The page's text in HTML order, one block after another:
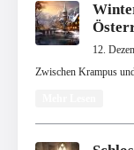
12.
Zwischen Krampus